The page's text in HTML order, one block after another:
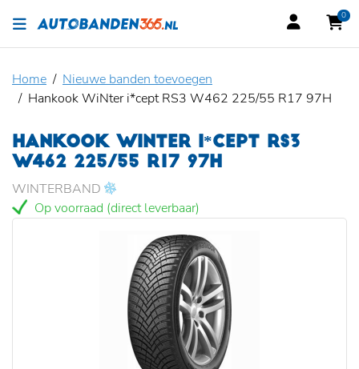
0
Home
Nieuwe banden toevoegen
Hankook WiNter i*cept RS3 W462 225/55 R17 97H
HANKOOK WINTER I*CEPT RS3
W462 225/55 R17 97H
WINTERBAND
Op voorraad (direct leverbaar)